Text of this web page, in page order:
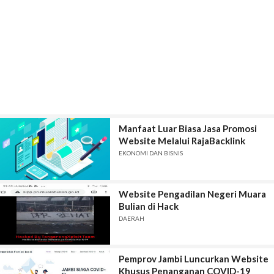
Manfaat Luar Biasa Jasa Promosi
Website Melalui RajaBacklink
EKONOMI DAN BISNIS
Website Pengadilan Negeri Muara
Bulian di Hack
DAERAH
Pemprov Jambi Luncurkan Website
Khusus Penanganan COVID-19